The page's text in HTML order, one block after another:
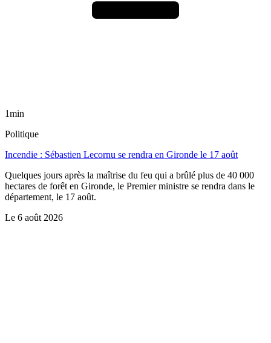
1min
Politique
Incendie : Sébastien Lecornu se rendra en Gironde le 17 août
Quelques jours après la maîtrise du feu qui a brûlé plus de 40 000
hectares de forêt en Gironde, le Premier ministre se rendra dans le
département, le 17 août.
Le 6 août 2026